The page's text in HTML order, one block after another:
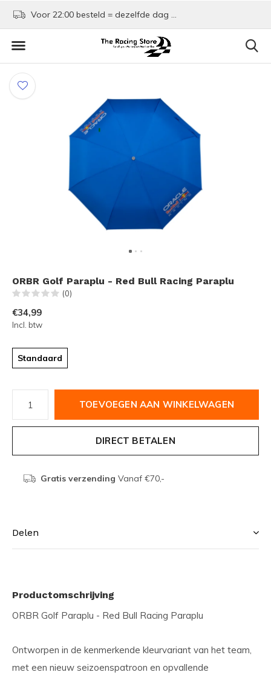
Voor 22:00 besteld = dezelfde dag verzonden!
ORBR Golf Paraplu - Red Bull Racing Paraplu
(0)
€34,99
Incl. btw
Standaard
TOEVOEGEN AAN WINKELWAGEN
DIRECT BETALEN
Gratis verzending Vanaf €70,-
Delen
Productomschrijving
ORBR Golf Paraplu - Red Bull Racing Paraplu
Ontworpen in de kenmerkende kleurvariant van het team,
met een nieuw seizoenspatroon en opvallende